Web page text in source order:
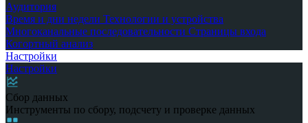
Аудитория
Время и дни недели Технологии и устройства
Многоканальные последовательности Страницы входа
Когортный анализ
Настройки
Настройки
Сбор данных
Инструменты по сбору, подсчету и проверке данных